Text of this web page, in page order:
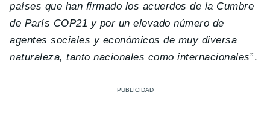
países que han firmado los acuerdos de la Cumbre
de París COP21 y por un elevado número de
agentes sociales y económicos de muy diversa
naturaleza, tanto nacionales como internacionales”.